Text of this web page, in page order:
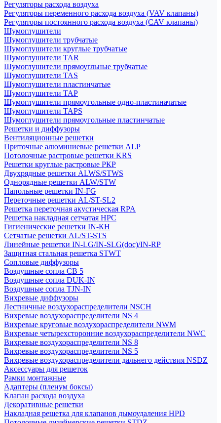
Регуляторы расхода воздуха
Регуляторы переменного расхода воздуха (VAV клапаны)
Регуляторы постоянного расхода воздуха (CAV клапаны)
Шумоглушители
Шумоглушители трубчатые
Шумоглушители круглые трубчатые
Шумоглушители TAR
Шумоглушители прямоугльные трубчатые
Шумоглушители TAS
Шумоглушители пластинчатые
Шумоглушители TAP
Шумоглушители прямоугольные одно-пластиначатые
Шумоглушители TAPS
Шумоглушители прямоугольные пластинчатые
Решетки и диффузоры
Вентиляционные решетки
Приточные алюминиевые решетки ALP
Потолочные растровые решетки KRS
Решетки круглые растровые РКР
Двухрядные решетки ALWS/STWS
Однорядные решетки ALW/STW
Напольные решетки IN-FG
Переточные решетки AL/ST-SL2
Решетка переточная акустическая RPA
Решетка накладная сетчатая НРС
Гигиенические решетки IN-КН
Сетчатые решетки AL/ST-STS
Линейные решетки IN-LG/IN-SLG(doc)/IN-RP
Защитная стальная решетка STWT
Сопловые диффузоры
Воздушные сопла СВ 5
Воздушные сопла DUK-IN
Воздушные сопла TJN-IN
Вихревые диффузоры
Лестничные воздухораспределители NSCH
Вихревые воздухораспределители NS 4
Вихревые круговые воздухораспределители NWM
Вихревые четырехсторонние воздухораспределители NWC
Вихревые воздухораспределители NS 8
Вихревые воздухораспределители NS 5
Вихревые воздухораспределители дальнего действия NSDZ
Аксессуары для решеток
Рамки монтажные
Адаптеры (пленум боксы)
Клапан расхода воздуха
Декоративные решетки
Накладная решетка для клапанов дымоудаления HPD